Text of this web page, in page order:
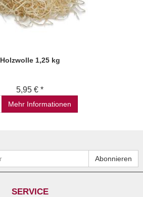
Holzwolle 1,25 kg
5,95 € *
Mehr Informationen
Abonnieren
SERVICE